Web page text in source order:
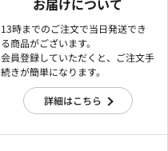
13時までのご注文で当日発送でき
る商品がございます。
会員登録していただくと、ご注文手
続きが簡単になります。
詳細はこちら